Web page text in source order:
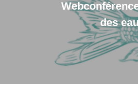
des